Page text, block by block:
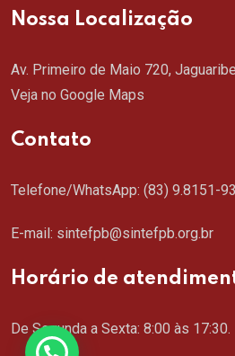
Nossa Localização
Av. Primeiro de Maio 720,
Veja no Google Maps
Contato
Telefone/WhatsApp: (83) 9.8151-
E-mail: sintefpb@sintefpb.org.br
Horário de
De Segunda a Sexta: 8:00 às 17:30.